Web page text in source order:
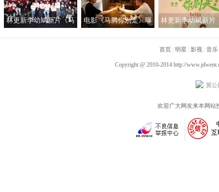
林更新李幼斌新片《马
电影《马腾你别走》曝
生“新地图”
林更新李幼斌新片
首页 明星 影视 音乐
Copyright @ 2010-2014 http://
冀公
欢迎广大网友来本网站